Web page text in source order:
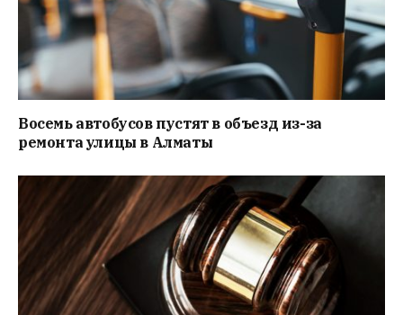
Восемь автобусов пустят в объезд из-за
ремонта улицы в Алматы